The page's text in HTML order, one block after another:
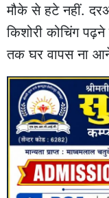
मौके से हटे नहीं.
किशोरी कोचिंग
तक घर वापस ना